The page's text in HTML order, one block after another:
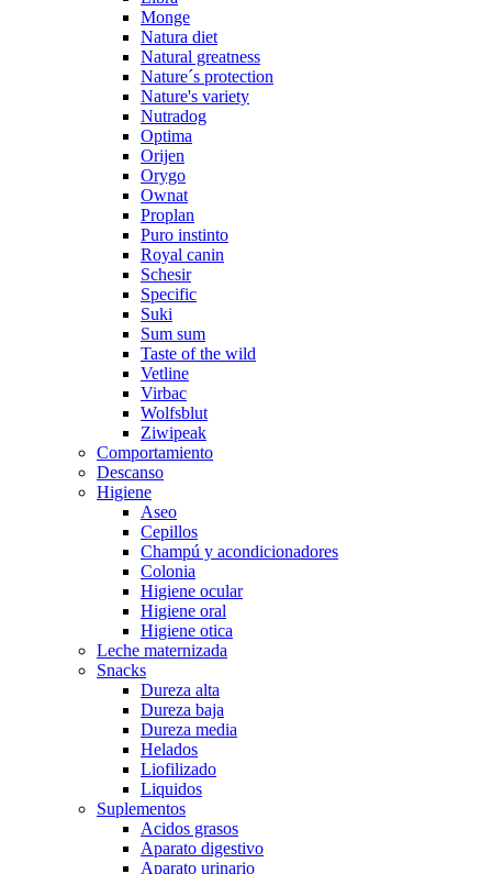
Monge
Natura diet
Natural greatness
Nature´s protection
Nature's variety
Nutradog
Optima
Orijen
Orygo
Ownat
Proplan
Puro instinto
Royal canin
Schesir
Specific
Suki
Sum sum
Taste of the wild
Vetline
Virbac
Wolfsblut
Ziwipeak
Comportamiento
Descanso
Higiene
Aseo
Cepillos
Champú y acondicionadores
Colonia
Higiene ocular
Higiene oral
Higiene otica
Leche maternizada
Snacks
Dureza alta
Dureza baja
Dureza media
Helados
Liofilizado
Liquidos
Suplementos
Acidos grasos
Aparato digestivo
Aparato urinario